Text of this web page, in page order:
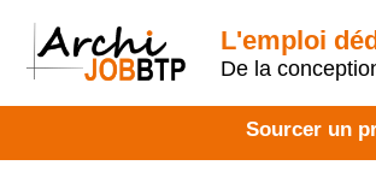
L'emploi
De la
Sourcer un